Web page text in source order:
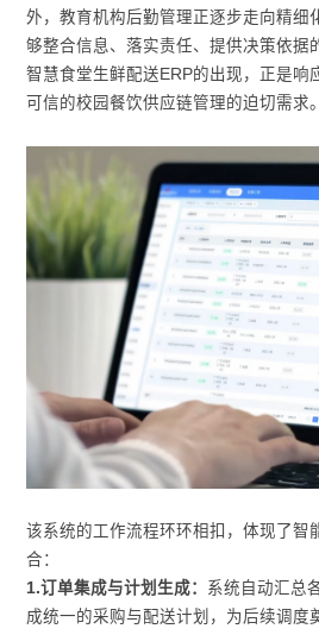
外，教育机构后勤管理正逐步走向精细
够整合信息、落实责任、提供决策依据
智慧食堂生鲜配送ERP的出现，正是响
可信的校园餐饮供应链管理的迫切需求。
该系统的工作流程环环相扣，体现了智
合：
1.订单集成与计划生成： 系统自动汇总
成统一的采购与配送计划，为后续调度